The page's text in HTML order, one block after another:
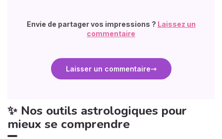
Envie de partager vos impressions ? Laissez un
commentaire
Laisser un commentaire
✨ Nos outils astrologiques pour
mieux se comprendre